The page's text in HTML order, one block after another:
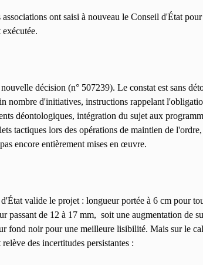
ont saisi à nouveau le Conseil d'État
décision (n° 507239). Le constat est sans
nombre d'initiatives, instructions rappelant
déontologiques, intégration du sujet aux
tactiques lors des opérations de maintien de
encore entièrement mises en œuvre.
valide le projet : longueur portée à 6 cm pour
passant de 12 à 17 mm, soit une augmentation de
fond noir pour une meilleure lisibilité. Mais sur le
des incertitudes persistantes :